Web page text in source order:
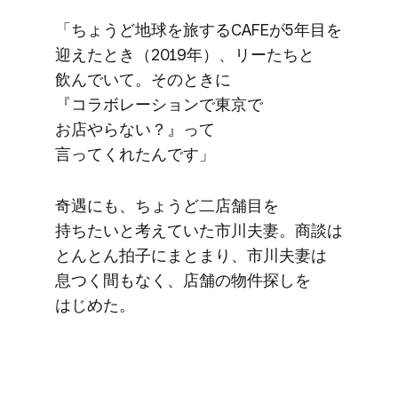
「ちょうど​地球を​旅する​CAFEが​5年目を​
迎えた​とき​（2019年）、​リーたちと​
飲んでいて。​その​ときに​
『コラボレーションで​東京で​
お店やらない？』って​
言ってくれたんです」
奇遇にも、​ちょうど​二店舗目を​
持ちたいと​考えていた​市川夫妻。​商談は​
とんとん拍子に​まとまり、​市川夫妻は​
息つく​間もなく、​店舗の​物件探しを​
はじめた。